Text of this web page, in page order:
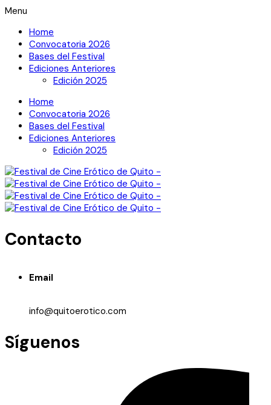
Menu
Home
Convocatoria 2026
Bases del Festival
Ediciones Anteriores
Edición 2025
Home
Convocatoria 2026
Bases del Festival
Ediciones Anteriores
Edición 2025
Contacto
Email
info@quitoerotico.com
Síguenos